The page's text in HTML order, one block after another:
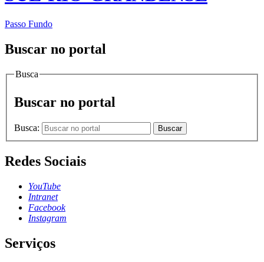
Passo Fundo
Buscar no portal
Busca
Buscar no portal
Busca: Buscar
Redes Sociais
YouTube
Intranet
Facebook
Instagram
Serviços